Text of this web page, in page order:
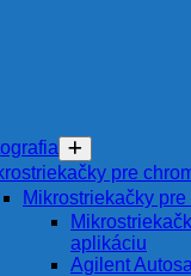
pre
Mikrostriekačky
aplikáciu
Agilent